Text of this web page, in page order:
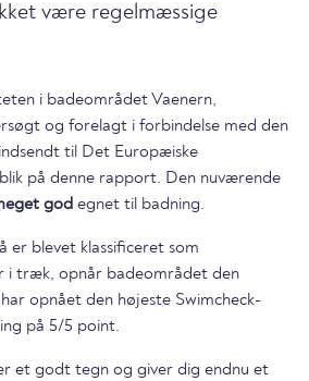
være regelmæssige
i badeområdet Vaenern,
og forelagt i forbindelse med den
til Det Europæiske
på denne rapport. Den nuværende
god egnet til badning.
er blevet klassificeret som
i træk, opnår badeområdet den
opnået den højeste Swimcheck-
på 5/5 point.
et godt tegn og giver dig endnu et